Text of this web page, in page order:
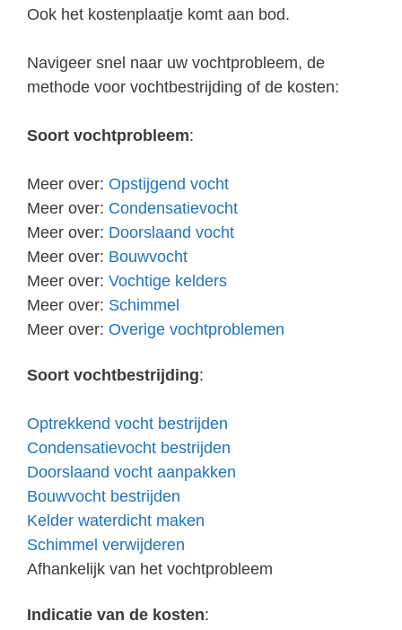
Ook het kostenplaatje komt aan bod.
Navigeer snel naar uw vochtprobleem, de
methode voor vochtbestrijding of de kosten:
Soort vochtprobleem:
Meer over: Opstijgend vocht
Meer over: Condensatievocht
Meer over: Doorslaand vocht
Meer over: Bouwvocht
Meer over: Vochtige kelders
Meer over: Schimmel
Meer over: Overige vochtproblemen
Soort vochtbestrijding:
Optrekkend vocht bestrijden
Condensatievocht bestrijden
Doorslaand vocht aanpakken
Bouwvocht bestrijden
Kelder waterdicht maken
Schimmel verwijderen
Afhankelijk van het vochtprobleem
Indicatie van de kosten: